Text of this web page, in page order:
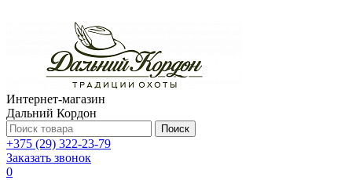
Интернет-магазин
Дальний Кордон
Поиск
+375 (29) 322-23-79
Заказать звонок
0